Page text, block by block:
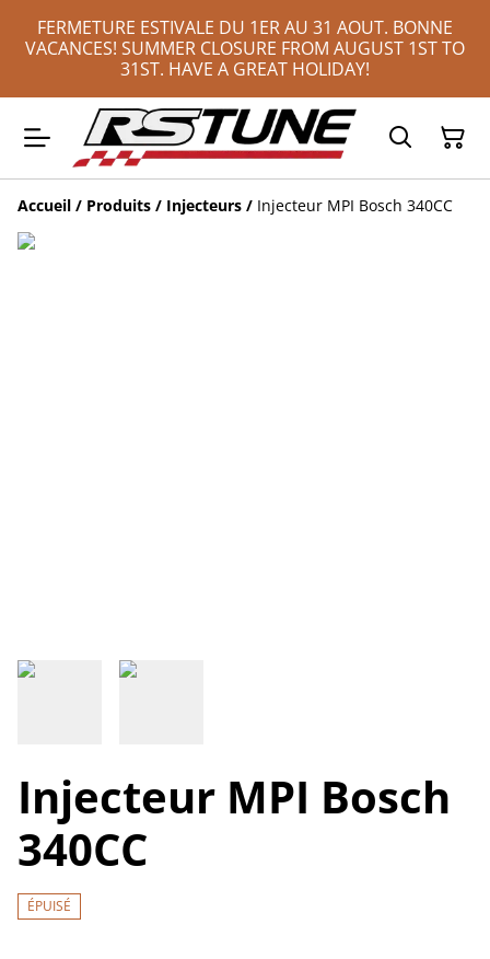
FERMETURE ESTIVALE DU 1ER AU 31 AOUT. BONNE
VACANCES! SUMMER CLOSURE FROM AUGUST 1ST TO
31ST. HAVE A GREAT HOLIDAY!
Accueil / Produits / Injecteurs / Injecteur MPI Bosch 340CC
Injecteur MPI Bosch
340CC
ÉPUISÉ